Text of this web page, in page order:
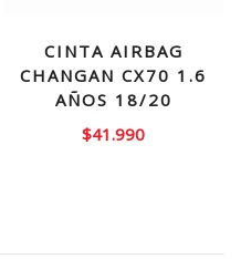
CINTA AIRBAG
CHANGAN CX70 1.6
AÑOS 18/20
$41.990